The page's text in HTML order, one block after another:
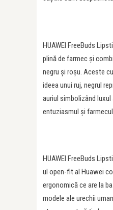
HUAWEI FreeBuds
plină de farmec și
negru și roșu. Aceste
ideea unui ruj, negrul
auriul simbolizând
entuziasmul și
HUAWEI FreeBuds
ul open-fit al Huawei
ergonomică ce are la
modele ale urechii